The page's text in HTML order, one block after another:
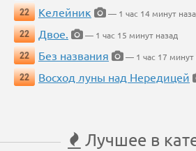
22
Келейник
— 1 час 14 минут
22
Двое.
— 1 час 15 минут назад
22
Без названия
— 1 час 17 минут
22
Восход луны над Нередицей
Лучшее в